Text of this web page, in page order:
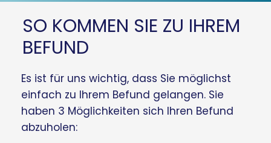
Es ist für uns wichtig, dass Sie möglichst
einfach zu Ihrem Befund gelangen. Sie
haben 3 Möglichkeiten sich Ihren Befund
abzuholen:
SO KOMMEN SIE ZU IHREM
BEFUND